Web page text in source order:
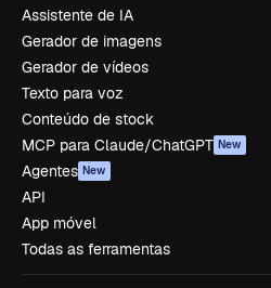
Assistente de IA
Gerador de imagens
Gerador de vídeos
Texto para voz
Conteúdo de stock
MCP para Claude/ChatGPT New
Agentes New
API
App móvel
Todas as ferramentas